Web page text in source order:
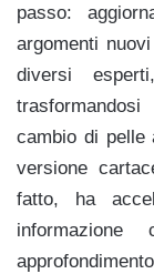
passo:
argomenti
diversi
cambio di pelle
versione
fatto, ha